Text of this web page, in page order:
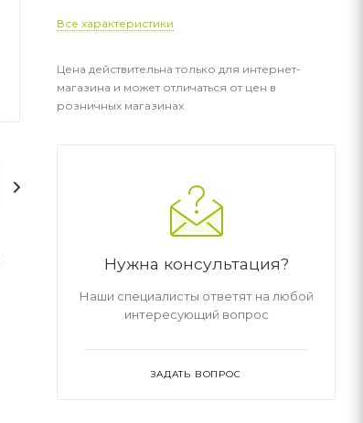
Все характеристики
Цена действительна только для интернет-
магазина и может отличаться от цен в
розничных магазинах
Нужна консультация?
Наши специалисты ответят на любой
интересующий вопрос
ЗАДАТЬ ВОПРОС